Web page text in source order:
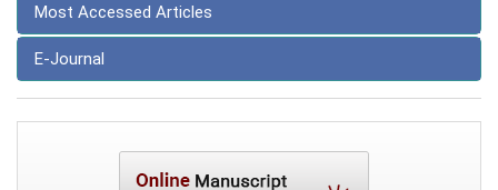
Most Accessed Articles
E-Journal